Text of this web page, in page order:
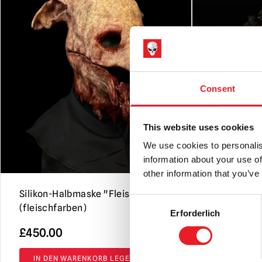
Consent
This website uses cookies
We use cookies to
information about your use
other information that
Erforderlich
Silikon-Halbmaske "Fleischsack"
(fleischfarben)
£450.00
IN DEN WARENKORB LEGEN
£
IN DEN